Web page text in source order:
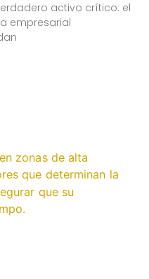
activo crítico: el
empresarial